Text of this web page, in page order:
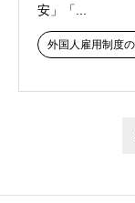
安」「...
外国人雇用制度